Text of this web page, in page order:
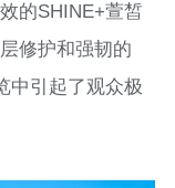
的SHINE+萱皙
修护和强韧的
中引起了观众极